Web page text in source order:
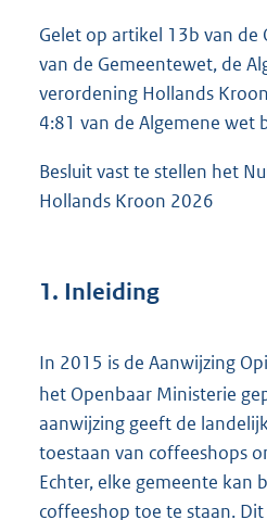
Gelet op artikel 13b van
van de Gemeentewet, de
verordening Hollands
4:81 van de Algemene wet
Besluit vast te stellen het
Hollands Kroon 2026
1. Inleiding
In 2015 is de Aanwijzing
het Openbaar Ministerie
aanwijzing geeft de
toestaan van coffeeshops
Echter, elke gemeente kan
coffeeshop toe te staan.